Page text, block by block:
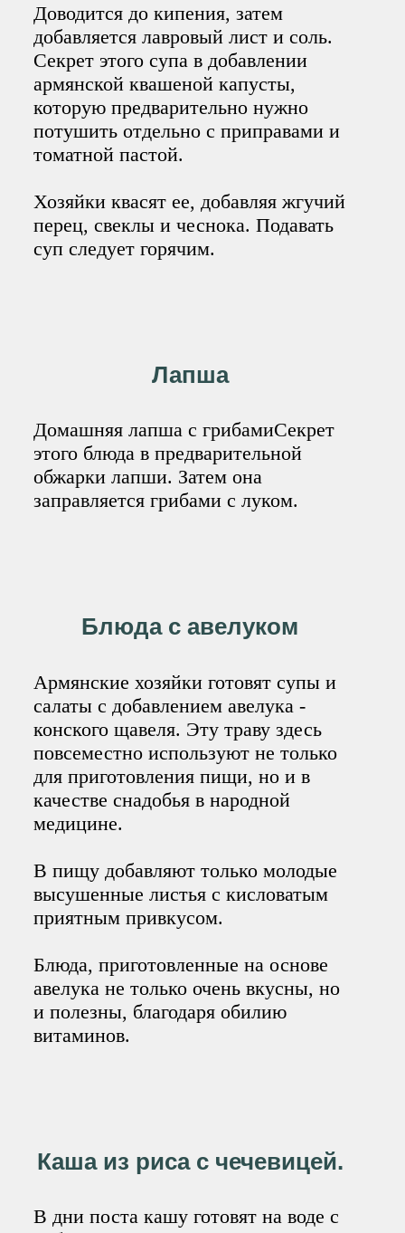
Доводится до кипения, затем
добавляется лавровый лист и соль.
Секрет этого супа в добавлении
армянской квашеной капусты,
которую предварительно нужно
потушить отдельно с приправами и
томатной пастой.
Хозяйки квасят ее, добавляя жгучий
перец, свеклы и чеснока. Подавать
суп следует горячим.
Лапша
Домашняя лапша с грибамиСекрет
этого блюда в предварительной
обжарки лапши. Затем она
заправляется грибами с луком.
Блюда с авелуком
Армянские хозяйки готовят супы и
салаты с добавлением авелука -
конского щавеля. Эту траву здесь
повсеместно используют не только
для приготовления пищи, но и в
качестве снадобья в народной
медицине.
В пищу добавляют только молодые
высушенные листья с кисловатым
приятным привкусом.
Блюда, приготовленные на основе
авелука не только очень вкусны, но
и полезны, благодаря обилию
витаминов.
Каша из риса с чечевицей.
В дни поста кашу готовят на воде с